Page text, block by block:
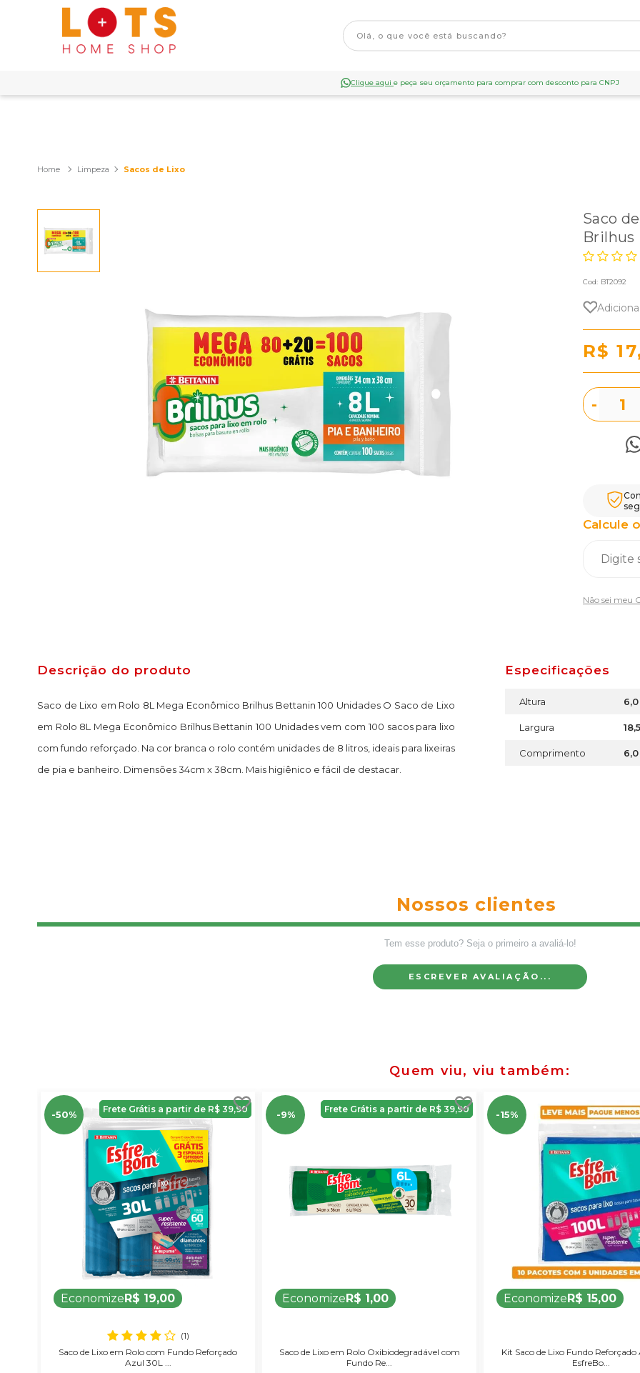
Clique aqui e peça seu orçamento para comprar com desconto para CNPJ
Limpeza Sacos de Lixo
Saco
Brilhus
Cod: BT2092
R$
-
Calcule
Não sei meu
Descrição do produto
Saco de Lixo em Rolo 8L Mega Econômico Brilhus Bettanin 100 Unidades O Saco de Lixo
em Rolo 8L Mega Econômico Brilhus Bettanin 100 Unidades vem com 100 sacos para lixo
com fundo reforçado. Na cor branca o rolo contém unidades de 8 litros, ideais para lixeiras
de pia e banheiro. Dimensões 34cm x 38cm. Mais higiênico e fácil de destacar.
Especificações
Altura
Largura
Comprimento
Nossos clientes
Tem esse produto? Seja o primeiro a avaliá-lo!
ESCREVER AVALIAÇÃO...
Quem viu, viu também
Frete Grátis a partir de R$ 39,90
-50%
EconomizeR$ 19,00
(1)
Saco de Lixo em Rolo com Fundo Reforçado
Azul 30L ...
Frete Grátis a partir de R$ 39,90
-9%
EconomizeR$ 1,00
Saco de Lixo em Rolo Oxibiodegradável com
Fundo Re...
-15%
EconomizeR$ 15,00
Kit Saco de Lixo Fundo
EsfreBo...